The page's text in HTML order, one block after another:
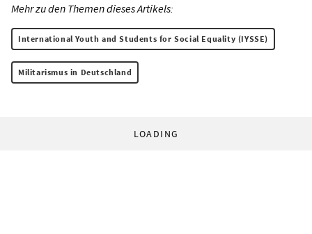
Mehr zu den Themen dieses Artikels:
International Youth and Students for Social Equality (IYSSE)
Militarismus in Deutschland
LOADING